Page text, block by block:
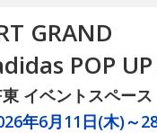
GRAND
POP
イベントスペース
年6月11日(木)～